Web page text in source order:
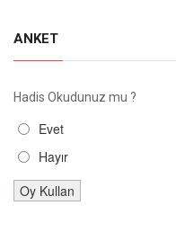
ANKET
Hadis Okudunuz mu ?
Evet
Hayır